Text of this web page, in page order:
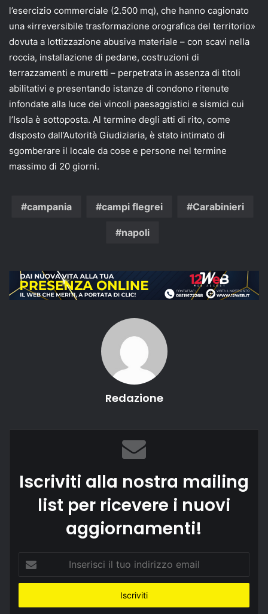
l’esercizio commerciale (2.500 mq), che hanno cagionato
una «irreversibile trasformazione orografica del territorio»
dovuta a lottizzazione abusiva materiale – con scavi nella
roccia, installazione di pedane, costruzioni di
terrazzamenti e muretti – perpetrata in assenza di titoli
abilitativi e presentando istanze di condono ritenute
infondate alla luce dei vincoli paesaggistici e sismici cui
l’Isola è sottoposta. Al termine degli atti di rito, come
disposto dall’Autorità Giudiziaria, è stato intimato di
sgomberare il locale da cose e persone nel termine
massimo di 20 giorni.
campania campi flegrei Carabinieri
napoli
Redazione
Iscriviti alla nostra mailing
list per ricevere i nuovi
aggiornamenti!
tuo
email